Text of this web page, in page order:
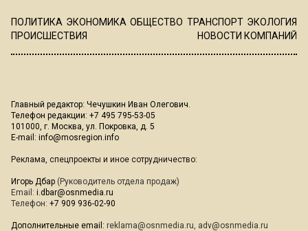
ПОЛИТИКА ЭКОНОМИКА ОБЩЕСТВО ТРАНСПОРТ ЭКОЛОГИЯ
ПРОИСШЕСТВИЯ
НОВОСТИ КОМПАНИЙ
Главный редактор: Чечушкин Иван Олегович.
Телефон редакции: +7 495 795-53-05
101000, г. Москва, ул. Покровка, д. 5
E-mail: info@mosregion.info
Реклама, спецпроекты и иное сотрудничество:
Игорь Дбар (Руководитель отдела продаж)
Email: i.dbar@osnmedia.ru
Телефон: +7 909 936-02-90
Дополнительные email: reklama@osnmedia.ru, adv@osnmedia.ru